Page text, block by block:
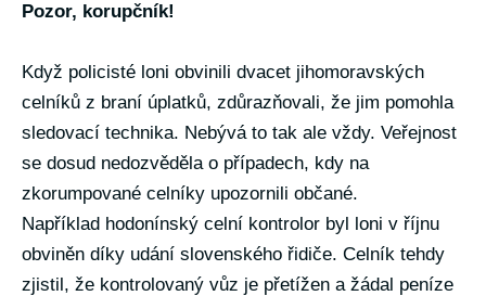
Pozor, korupčník!
Když policisté loni obvinili dvacet jihomoravských
celníků z braní úplatků, zdůrazňovali, že jim pomohla
sledovací technika. Nebývá to tak ale vždy. Veřejnost
se dosud nedozvěděla o případech, kdy na
zkorumpované celníky upozornili občané.
Například hodonínský celní kontrolor byl loni v říjnu
obviněn díky udání slovenského řidiče. Celník tehdy
zjistil, že kontrolovaný vůz je přetížen a žádal peníze